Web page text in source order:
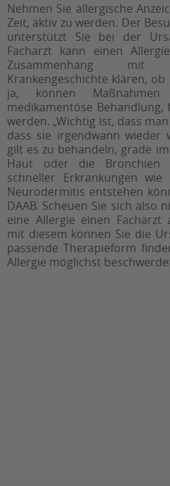
Nehmen Sie allergische
Zeit, aktiv zu werden. Der
unterstützt Sie bei der
Facharzt kann einen
Zusammenhang mit
Krankengeschichte klären,
ja, können
medikamentöse
werden. „Wichtig ist, dass
dass sie irgendwann wieder
gilt es zu behandeln, grade
Haut oder die Bronchien
schneller Erkrankungen
Neurodermitis entstehen
DAAB. Scheuen Sie sich also
eine Allergie einen Facharzt
mit diesem können Sie die
passende Therapieform
Allergie möglichst